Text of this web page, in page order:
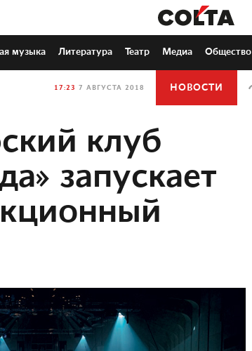
музыка Литература Театр Медиа Общество
17:23 7 АВГУСТА 2018 НОВОСТИ
клуб
запускает